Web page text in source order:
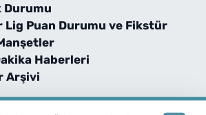
Durumu
Lig Puan Durumu ve Fikstür
Haberleri
Arşivi